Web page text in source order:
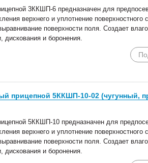
3ККШП-6 предназначен для
верхнего и уплотнение поверхностного
поверхности поля. Создает
дискования и боронения.
прицепной 5ККШП-10-02 (чугунный,
5ККШП-10 предназначен для
верхнего и уплотнение поверхностного
поверхности поля. Создает
дискования и боронения.